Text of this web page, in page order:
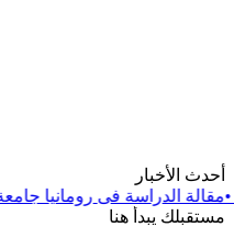
أحدث الأخبار
رومانيا جامعة سبيرو هارييت •
مستقبلك يبدأ هنا